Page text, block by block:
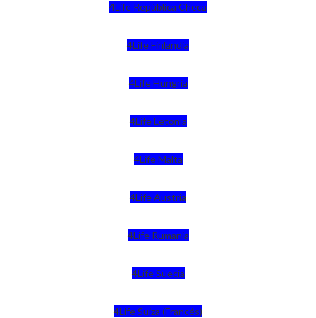
4Life República Checa
4Life Finlandia
4Life Hungria
4Life Letonia
4Life Malta
4Life Austria
4Life Rumania
4Life Suecia
4Life Suiza (Francés)